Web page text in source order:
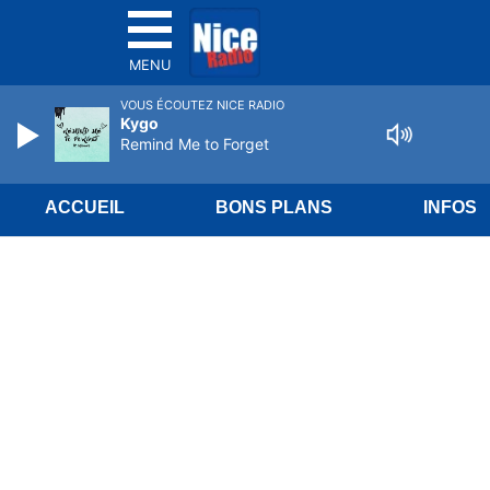
MENU
ACCUEIL BONS PLANS INFOS
VOUS ÉCOUTEZ NICE RADIO
Kygo
Remind Me to Forget